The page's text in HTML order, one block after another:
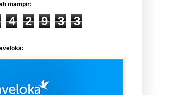
mampir:
4 2 9 3 3